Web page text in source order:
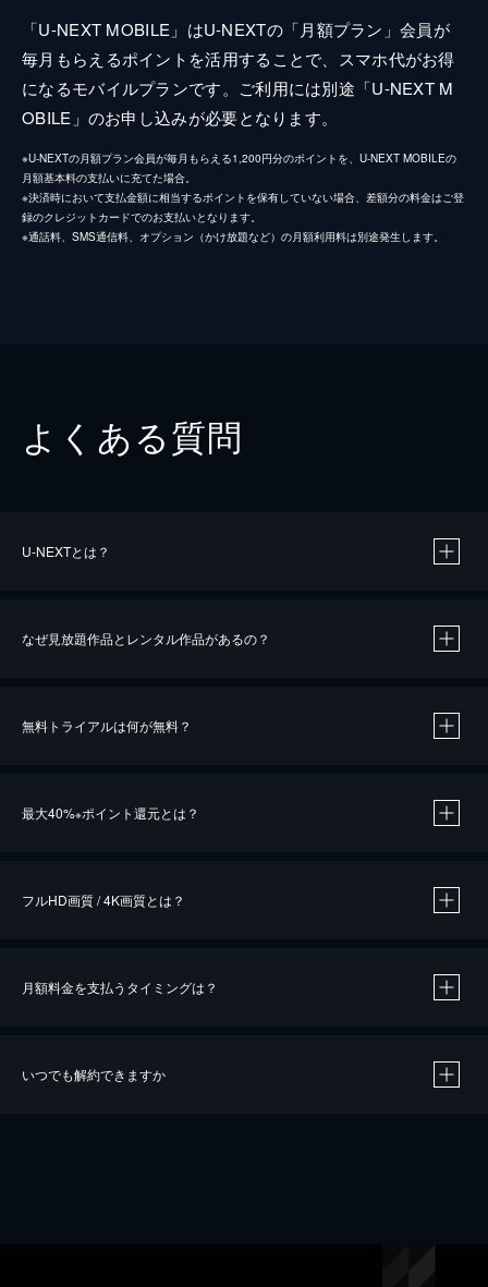
「U-NEXT MOBILE」はU-NEXTの「月額プラン」会員が
毎月もらえるポイントを活用することで、スマホ代がお得
になるモバイルプランです。ご利用には別途「U-NEXT M
OBILE」のお申し込みが必要となります。
※U-NEXTの月額プラン会員が毎月もらえる1,200円分のポイントを、U-NEXT MOBILEの
月額基本料の支払いに充てた場合。
※決済時において支払金額に相当するポイントを保有していない場合、差額分の料金はご登
録のクレジットカードでのお支払いとなります。
※通話料、SMS通信料、オプション（かけ放題など）の月額利用料は別途発生します。
よくある質問
U-NEXTとは？
なぜ見放題作品とレンタル作品があるの？
無料トライアルは何が無料？
最大40%※ポイント還元とは？
※40％ポイント還元の対象は、クレジットカード決済による作品の購入 / レンタルです。
iOSアプリのUコイン決済による作品の購入 / レンタルは、20％のポイント還元です。
フルHD画質 / 4K画質とは？
月額料金を支払うタイミングは？
いつでも解約できますか